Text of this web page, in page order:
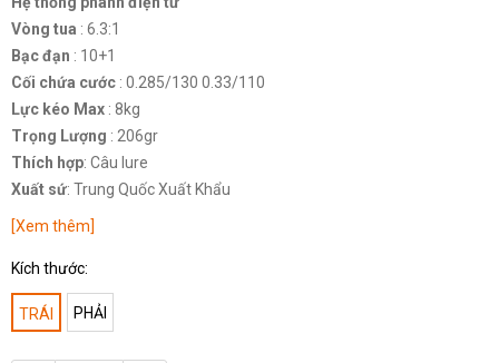
Vòng tua : 6.3:1
Bạc đạn : 10+1
Cối chứa cước : 0.285/130 0.33/110
Lực kéo Max : 8kg
Trọng Lượng : 206gr
Thích hợp: Câu lure
Xuất sứ: Trung Quốc Xuất Khẩu
[Xem thêm]
Kích thước:
TRÁI PHẢI